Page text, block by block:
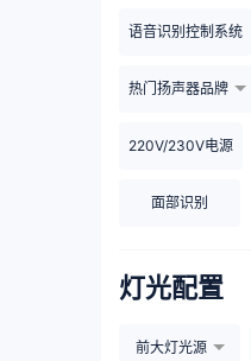
语音识别控制系统
热门扬声器品牌
220V/230V电源
面部识别
灯光配置
前大灯光源